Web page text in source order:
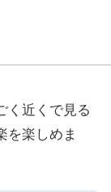
く近くで見る
を楽しめま